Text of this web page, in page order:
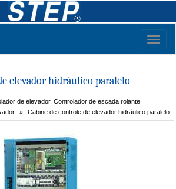
elevador hidráulico paralelo
de elevador, Controlador de escada rolante
Cabine de controle de elevador hidráulico paralelo